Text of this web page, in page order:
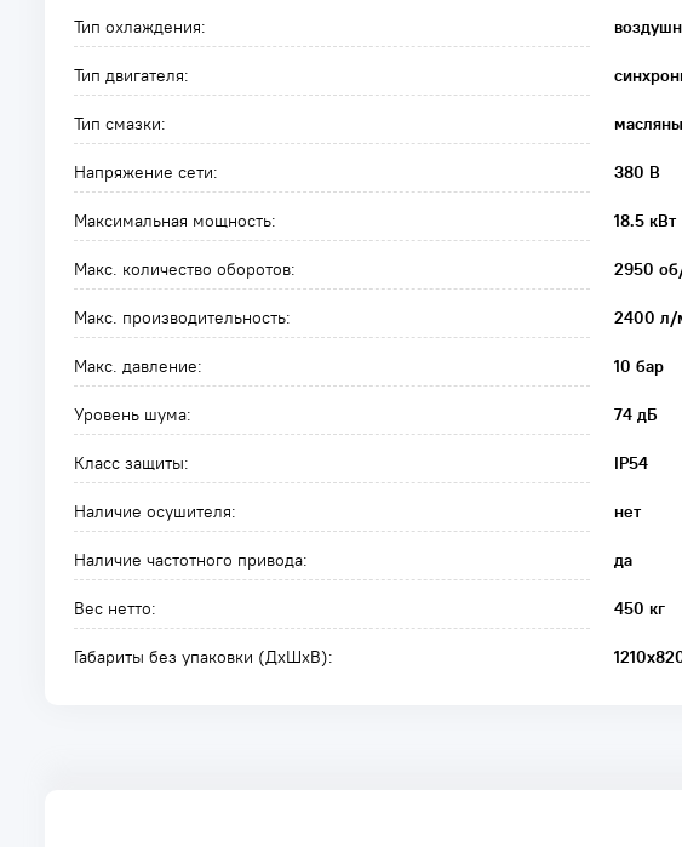
Тип охлаждения:
Тип двигателя:
Тип смазки:
Напряжение сети: 380 В
Максимальная мощность: 18.5 кВт
Макс. количество оборотов: 2950
Макс. производительность: 2400 л/
Макс. давление: 10 бар
Уровень шума: 74 дБ
Класс защиты: IP54
Наличие осушителя: нет
Наличие частотного привода: да
Вес нетто: 450 кг
Габариты без упаковки (ДxШxВ):